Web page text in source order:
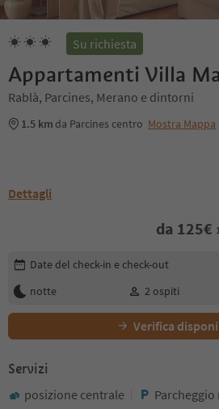
Su richiesta
Appartamenti Villa
Rablà, Parcines, Merano e dintorni
1.5 km da Parcines centro Mostra Mappa
Dettagli
da 125€
Modifica i dettagli della prenotazione
Date del check-in e check-out
notte
2 ospiti
Verifica
Servizi
posizione centrale